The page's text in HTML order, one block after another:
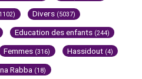
Divers (5037)
Education des enfants (244)
Femmes (316) Hassidout (4)
Rabba (18)